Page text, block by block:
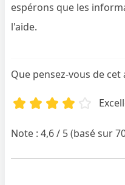
espérons que les
l'aide.
Que pensez-vous de cet
Note : 4,6 / 5 (basé sur